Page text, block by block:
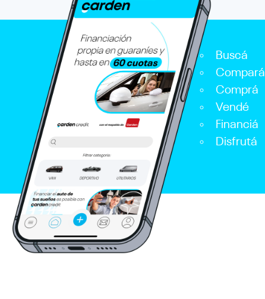
Buscá
Compará
Comprá
Vendé
Financiá
Disfrutá